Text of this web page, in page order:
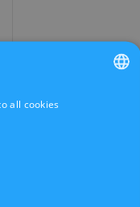
all cookies